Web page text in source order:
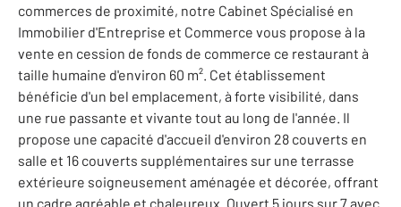
commerces de proximité, notre Cabinet Spécialisé en
Immobilier d'Entreprise et Commerce vous propose à la
vente en cession de fonds de commerce ce restaurant à
taille humaine d'environ 60 m². Cet établissement
bénéficie d'un bel emplacement, à forte visibilité, dans
une rue passante et vivante tout au long de l'année. Il
propose une capacité d'accueil d'environ 28 couverts en
salle et 16 couverts supplémentaires sur une terrasse
extérieure soigneusement aménagée et décorée, offrant
un cadre agréable et chaleureux. Ouvert 5 jours sur 7 avec